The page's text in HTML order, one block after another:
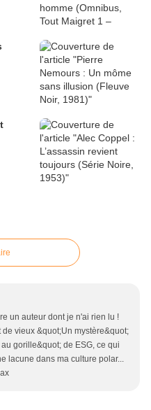
un auteur dont je n'ai rien lu !
vieux &quot;Un mystère&quot;
gorille&quot; de ESG, ce qui
lacune dans ma culture polar...